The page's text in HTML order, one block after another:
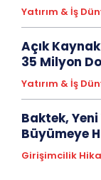
Yatırım & İş
Açık
35 Milyon
Yatırım & İş
Baktek,
Büyümeye
Girişimcilik